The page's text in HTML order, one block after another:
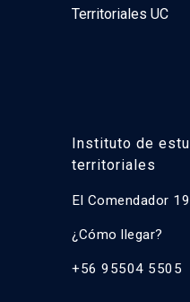
Instituto de
territoriales
El Comendador
¿Cómo llegar?
+56 95504 5505